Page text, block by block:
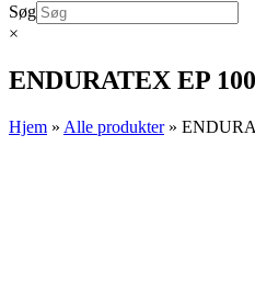
Søg
×
ENDURATEX EP
Hjem » Alle produkter»